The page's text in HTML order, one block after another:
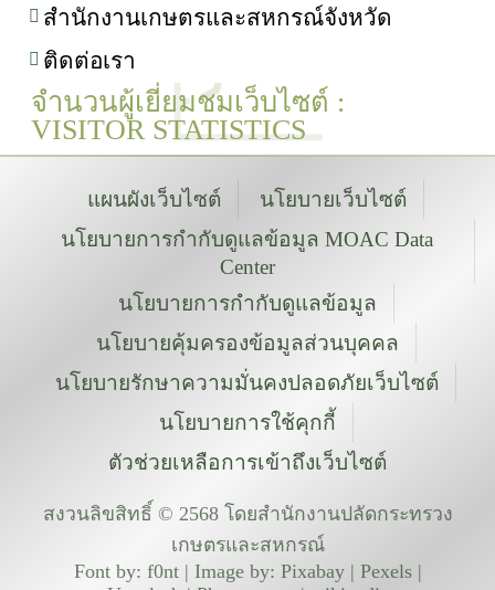
สำนักงานเกษตรและสหกรณ์จังหวัด
ติดต่อเรา
จำนวนผู้เยี่ยมชมเว็บไซต์ :
VISITOR STATISTICS
แผนผังเว็บไซต์
นโยบายเว็บไซต์
นโยบายการกำกับดูแลข้อมูล MOAC Data
Center
นโยบายการกำกับดูแลข้อมูล
นโยบายคุ้มครองข้อมูลส่วนบุคคล
นโยบายรักษาความมั่นคงปลอดภัยเว็บไซต์
นโยบายการใช้คุกกี้
ตัวช่วยเหลือการเข้าถึงเว็บไซต์
สงวนลิขสิทธิ์ © 2568 โดยสำนักงานปลัดกระทรวง
เกษตรและสหกรณ์
Font by: f0nt | Image by: Pixabay | Pexels |